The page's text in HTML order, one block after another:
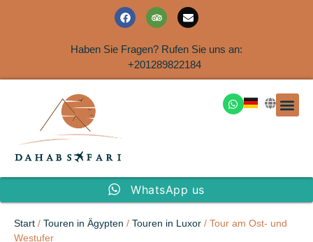
Haben Sie Fragen? Rufen Sie uns an:
+201289822184
WhatsApp us
Start / Touren in Ägypten / Touren in Luxor / Tour am Ost- und
Westufer